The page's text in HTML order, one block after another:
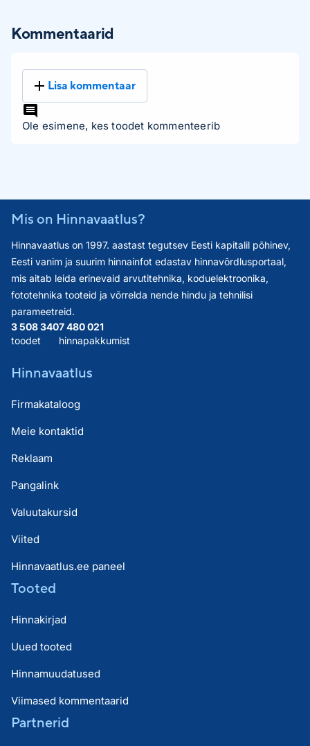
Kommentaarid
Lisa kommentaar
Ole esimene, kes toodet kommenteerib
Mis on Hinnavaatlus?
Hinnavaatlus on 1997. aastast tegutsev Eesti kapitalil põhinev,
Eesti vanim ja suurim hinnainfot edastav hinnavõrdlusportaal,
mis aitab leida erinevaid arvutitehnika, koduelektroonika,
fototehnika tooteid ja võrrelda nende hindu ja tehnilisi
parameetreid.
3 508 340
toodet
7 480 021
hinnapakkumist
Hinnavaatlus
Firmakataloog
Meie kontaktid
Reklaam
Pangalink
Valuutakursid
Viited
Hinnavaatlus.ee paneel
Tooted
Hinnakirjad
Uued tooted
Hinnamuudatused
Viimased kommentaarid
Partnerid